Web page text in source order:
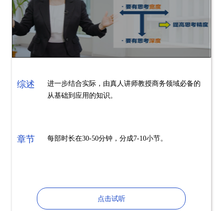
综述
进一步结合实际，由真人讲师教授商务领域必备的
从基础到应用的知识。
章节 每部时长在30-50分钟，分成7-10小节。
点击试听